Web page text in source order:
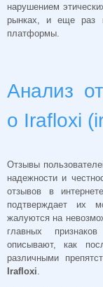
нарушением
рынках, и еще раз
платформы.
Анализ
о Irafloxi
Отзывы
надежности и
отзывов в
подтверждает их
жалуются на
главных
описывают, как
различными
Irafloxi